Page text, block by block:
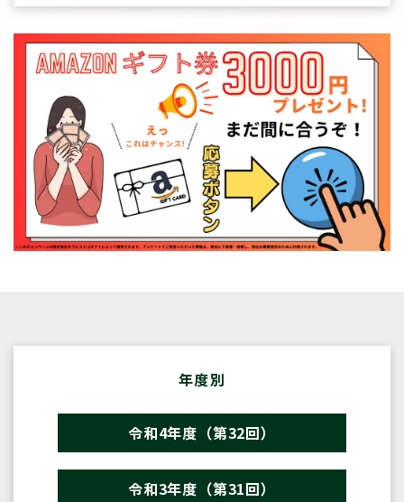
年度別
令和4年度（第32回）
令和3年度（第31回）